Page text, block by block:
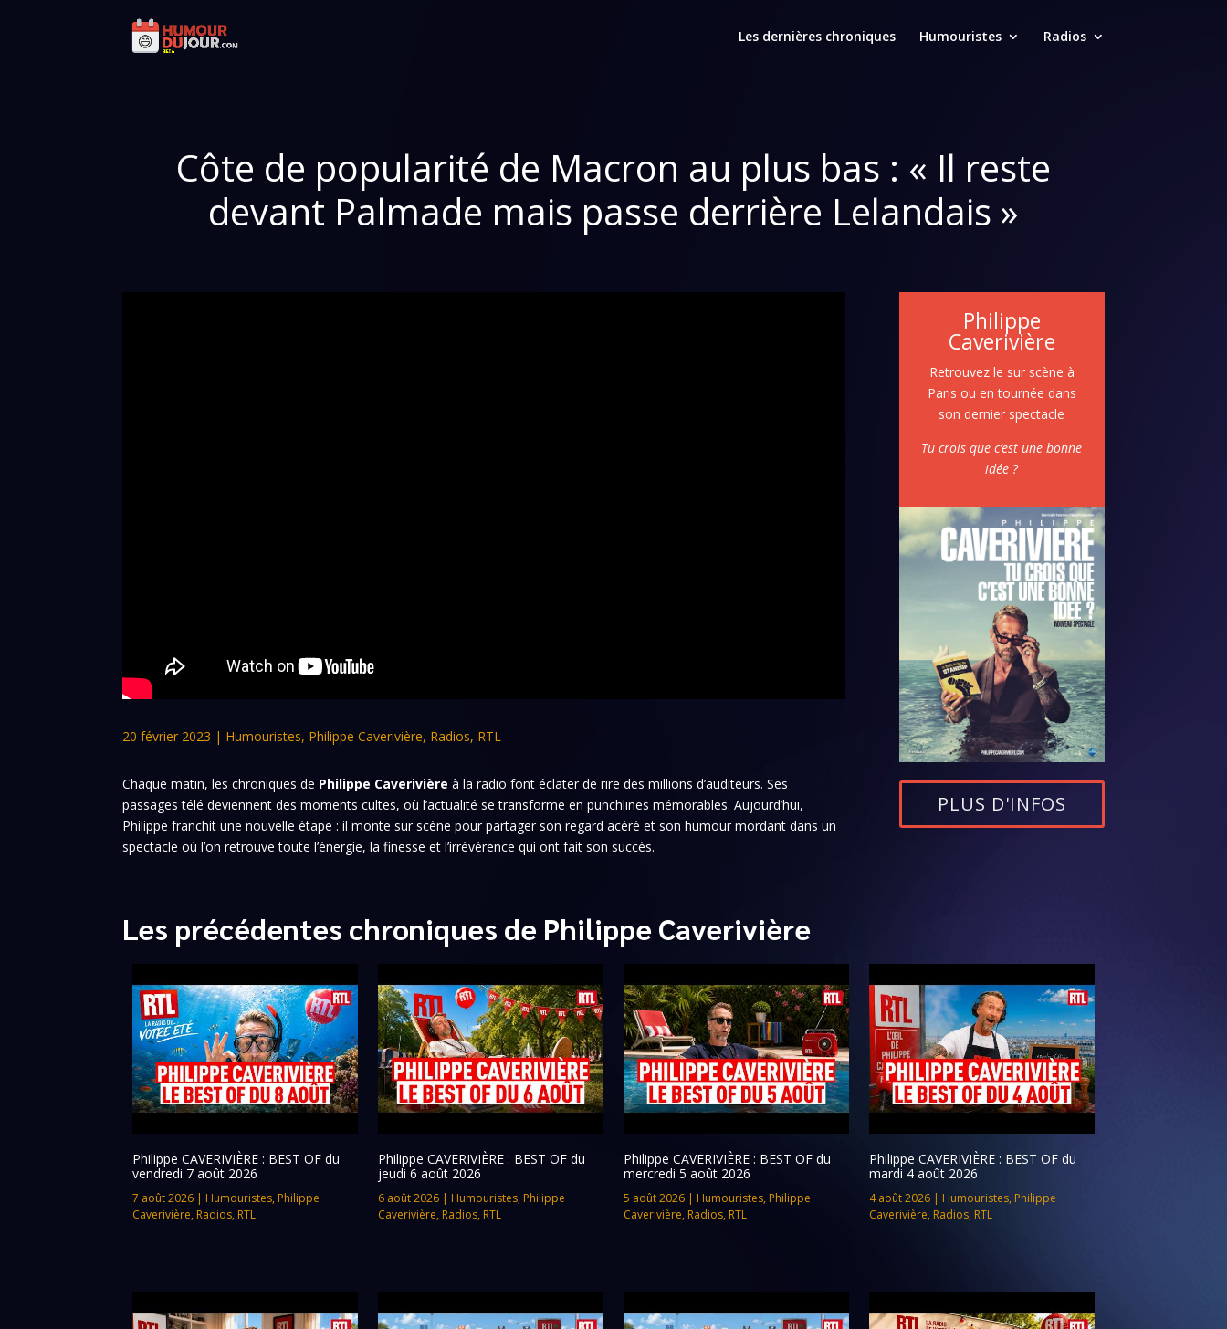
Les dernières chroniques Humouristes Radios
Côte de popularité de Macron au plus bas : « Il reste
devant Palmade mais passe derrière Lelandais »
20 février 2023 | Humouristes, Philippe Caverivière, Radios, RTL
Chaque matin, les chroniques de Philippe Caverivière à la radio font éclater de rire des millions d’auditeurs. Ses
passages télé deviennent des moments cultes, où l’actualité se transforme en punchlines mémorables. Aujourd’hui,
Philippe franchit une nouvelle étape : il monte sur scène pour partager son regard acéré et son humour mordant dans un
spectacle où l’on retrouve toute l’énergie, la finesse et l’irrévérence qui ont fait son succès.
Philippe
Caverivière
Retrouvez le sur scène à
Paris ou en tournée dans
son dernier spectacle
Tu crois que c’est une bonne
idée ?
PLUS D'INFOS
Les précédentes chroniques de Philippe Caverivière
Philippe CAVERIVIÈRE : BEST OF du
vendredi 7 août 2026
7 août 2026 | Humouristes, Philippe
Caverivière, Radios, RTL
Philippe CAVERIVIÈRE : BEST OF du
jeudi 6 août 2026
6 août 2026| Humouristes, Philippe
Caverivière, Radios, RTL
Philippe CAVERIVIÈRE : BEST OF du
mercredi 5 août 2026
5 août 2026| Humouristes, Philippe
Caverivière, Radios, RTL
Philippe CAVERIVIÈRE : BEST OF du
mardi 4 août 2026
4 août 2026| Humouristes, Philippe
Caverivière, Radios, RTL